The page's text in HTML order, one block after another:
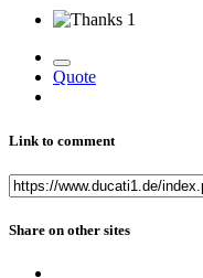
1
Quote
Link to comment
Share on other sites